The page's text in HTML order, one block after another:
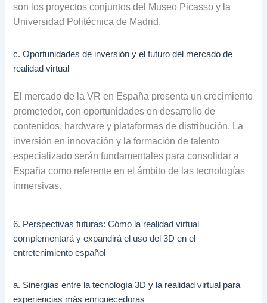
son los proyectos conjuntos del Museo Picasso y la
Universidad Politécnica de Madrid.
c. Oportunidades de inversión y el futuro del mercado de
realidad virtual
El mercado de la VR en España presenta un crecimiento
prometedor, con oportunidades en desarrollo de
contenidos, hardware y plataformas de distribución. La
inversión en innovación y la formación de talento
especializado serán fundamentales para consolidar a
España como referente en el ámbito de las tecnologías
inmersivas.
6. Perspectivas futuras: Cómo la realidad virtual
complementará y expandirá el uso del 3D en el
entretenimiento español
a. Sinergias entre la tecnología 3D y la realidad virtual para
experiencias más enriquecedoras